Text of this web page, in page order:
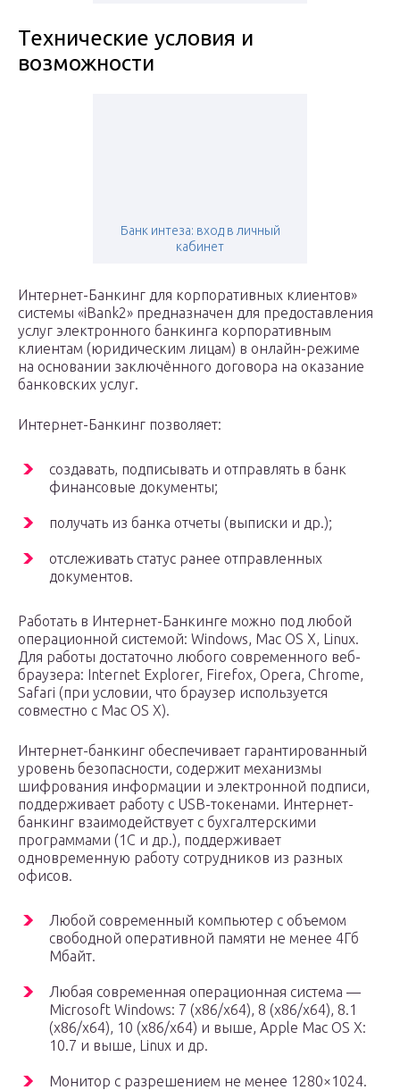
Технические условия и
возможности
Банк интеза: вход в личный
кабинет
Интернет-Банкинг для корпоративных клиентов»
системы «iBank2» предназначен для предоставления
услуг электронного банкинга корпоративным
клиентам (юридическим лицам) в онлайн-режиме
на основании заключённого договора на оказание
банковских услуг.
Интернет-Банкинг позволяет:
создавать, подписывать и отправлять в банк
финансовые документы;
получать из банка отчеты (выписки и др.);
отслеживать статус ранее отправленных
документов.
Работать в Интернет-Банкинге можно под любой
операционной системой: Windows, Mac OS X, Linux.
Для работы достаточно любого современного веб-
браузера: Internet Explorer, Firefox, Opera, Chrome,
Safari (при условии, что браузер используется
совместно с Mac OS X).
Интернет-банкинг обеспечивает гарантированный
уровень безопасности, содержит механизмы
шифрования информации и электронной подписи,
поддерживает работу с USB-токенами. Интернет-
банкинг взаимодействует с бухгалтерскими
программами (1С и др.), поддерживает
одновременную работу сотрудников из разных
офисов.
Любой современный компьютер с объемом
свободной оперативной памяти не менее 4Гб
Мбайт.
Любая современная операционная система —
Microsoft Windows: 7 (x86/x64), 8 (x86/x64), 8.1
(x86/x64), 10 (x86/x64) и выше, Apple Mac OS X:
10.7 и выше, Linux и др.
Монитор с разрешением не менее 1280×1024.